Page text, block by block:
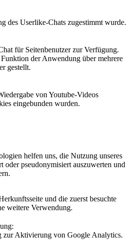
des Userlike-Chats zugestimmt wurde.
für Seitenbenutzer zur Verfügung.
der Anwendung über mehrere
gestellt.
von Youtube-Videos
eingebunden wurden.
helfen uns, die Nutzung unseres
oder pseudonymisiert auszuwerten und
und die zuerst besuchte
weitere Verwendung.
zur Aktivierung von Google Analytics.